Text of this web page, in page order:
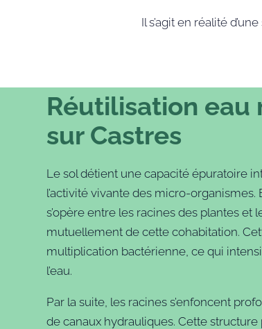
Il s’agit en réalité
Réutilisation
sur Castres
Le sol détient une capacité épuratoire
l’activité vivante des micro-
s’opère entre les racines des plantes et
mutuellement de cette cohabitation.
multiplication bactérienne, ce qui
l’eau.
Par la suite, les racines s’enfoncent
de canaux hydrauliques. Cette